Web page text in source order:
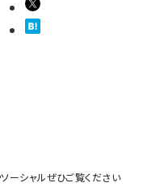
ーシャルぜひご覧ください